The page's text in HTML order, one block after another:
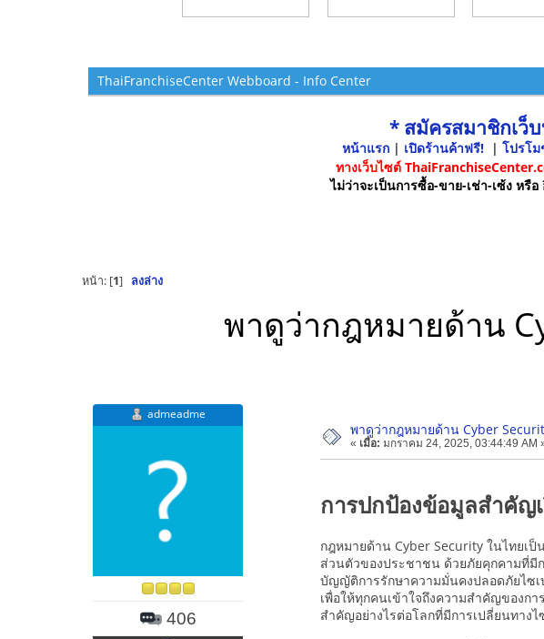
ThaiFranchiseCenter Webboard - Info Center
* สมัครสมาชิกเว็
หน้าแรก| เปิดร้านค้าฟรี! | โปรโ
ทางเว็บไซต์
ไม่ว่าจะเป็นการซื้อ-ขาย-เช่า-เซ้ง ห
หน้า: [1] ลงล่าง
พาดูว่ากฎหมายด้าน
admeadme
406
พาดูว่ากฎหมายด้าน Cyber
« เมื่อ: มกราคม 24, 2025, 03:44:49 AM
การปกป้องข้อมูลสำคัญ
กฎหมายด้าน Cyber Security ในไทยเ
ส่วนตัวของประชาชน ด้วยภัยคุกคามที่มี
บัญญัติการรักษาความมั่นคงปลอดภัยไซ
เพื่อให้ทุกคนเข้าใจถึงความสำคัญของก
สำคัญอย่างไรต่อโลกที่มีการเปลี่ยนทางไ